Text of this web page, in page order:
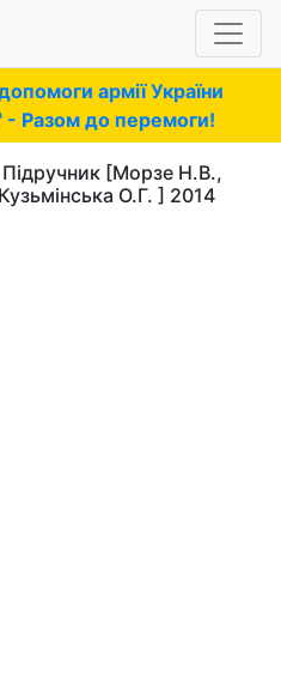
армії України
Разом до перемоги!
[Морзе Н.В.,
О.Г. ] 2014